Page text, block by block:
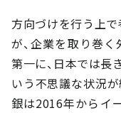
方向づけを行う上
が、企業を取り巻
第一に、日本では長
いう不思議な状況
銀は2016年からイ